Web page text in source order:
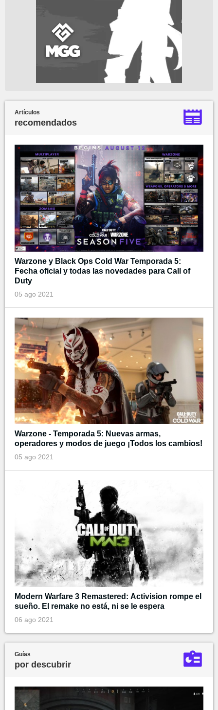
Artículos
recomendados
Warzone y Black Ops Cold War Temporada 5:
Fecha oficial y todas las novedades para Call of
Duty
05 ago 2021
Warzone - Temporada 5: Nuevas armas,
operadores y modos de juego ¡Todos los cambios!
05 ago 2021
Modern Warfare 3 Remastered: Activision rompe el
sueño. El remake no está, ni se le espera
06 ago 2021
Guías
por descubrir